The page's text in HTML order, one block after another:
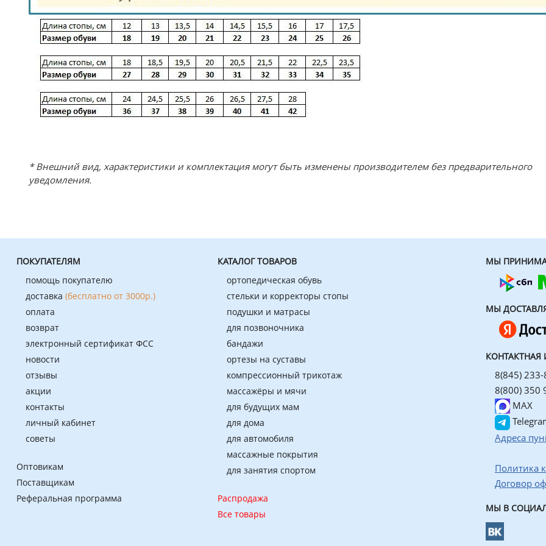
* Внешний вид, характеристики и комплектация могут быть изменены производителем без предварительного
уведомления.
ПОКУПАТЕЛЯМ
помощь покупателю
доставка (бесплатно от 3000р.)
оплата
возврат
электронный сертификат ФСС
новости
отзывы
акции
контакты
личный кабинет
советы
Оптовикам
Поставщикам
Реферальная программа
КАТАЛОГ ТОВАРОВ
ортопедическая обувь
стельки и корректоры стопы
подушки и матрасы
для позвоночника
бандажи
ортезы на суставы
компрессионный трикотаж
массажёры и мячи
для будущих мам
для дома
для автомобиля
массажные покрытия
для занятия спортом
Распродажа
Все товары
МЫ
МЫ
8(845)
8(800) 350
MAX
Адреса
Политика
Договор
МЫ В